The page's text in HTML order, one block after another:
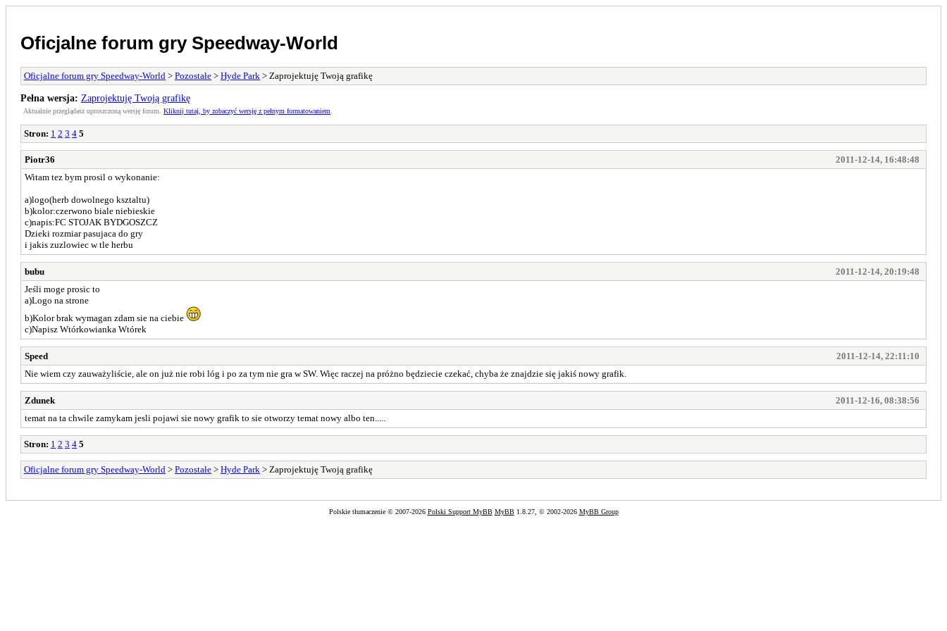
Oficjalne forum gry Speedway-World
Oficjalne forum gry Speedway-World > Pozostałe > Hyde Park > Zaprojektuję Twoją grafikę
Pełna wersja: Zaprojektuję Twoją grafikę
Aktualnie przeglądasz uproszczoną wersję forum. Kliknij tutaj, by zobaczyć wersję z pełnym formatowaniem
Stron: 1 2 3 4 5
Piotr36
2011-12-14, 16:48:48
Witam tez bym prosil o wykonanie:
a)logo(herb dowolnego ksztaltu)
b)kolor:czerwono biale niebieskie
c)napis:FC STOJAK BYDGOSZCZ
Dzieki rozmiar pasujaca do gry
i jakis zuzlowiec w tle herbu
bubu
2011-12-14, 20:19:48
Jeśli moge prosic to
a)Logo na strone
b)Kolor brak wymagan zdam sie na ciebie
c)Napisz Wtórkowianka Wtórek
Speed
2011-12-14, 22:11:10
Nie wiem czy zauważyliście, ale on już nie robi lóg i po za tym nie gra w SW. Więc raczej na próżno będziecie czekać, chyba że znajdzie się jakiś nowy grafik.
Zdunek
2011-12-16, 08:38:56
temat na ta chwile zamykam jesli pojawi sie nowy grafik to sie otworzy temat nowy albo ten.....
Stron: 1 2 3 4 5
Oficjalne forum gry Speedway-World > Pozostałe > Hyde Park > Zaprojektuję Twoją grafikę
Polskie tłumaczenie © 2007-2026 Polski Support MyBB MyBB1.8.27, © 2002-2026 MyBB Group